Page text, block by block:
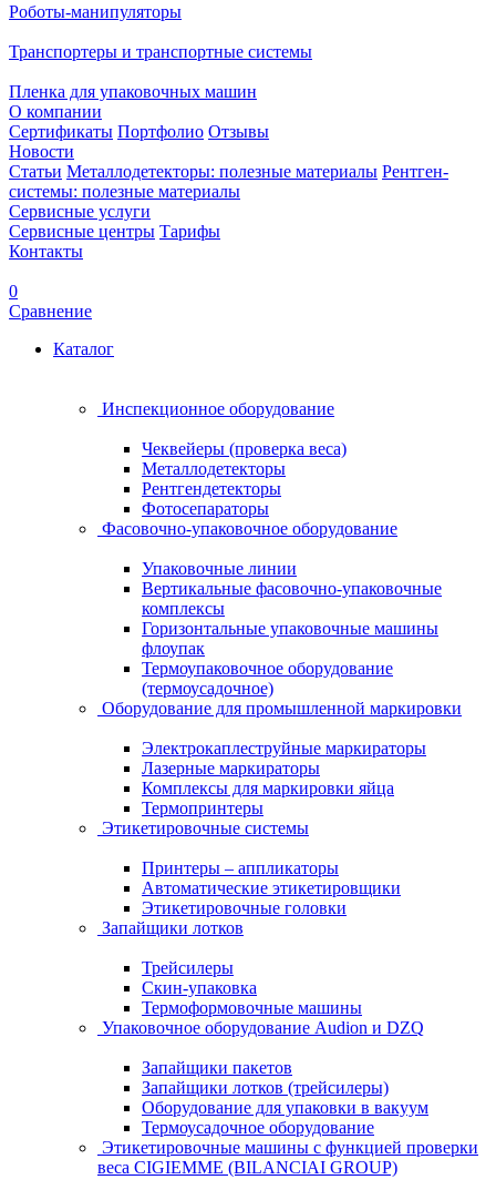
Роботы-манипуляторы
Транспортеры и транспортные системы
Пленка для упаковочных машин
О компании
Сертификаты Портфолио Отзывы
Новости
Статьи Металлодетекторы: полезные материалы Рентген-
системы: полезные материалы
Сервисные услуги
Сервисные центры Тарифы
Контакты
0
Сравнение
Каталог
Инспекционное оборудование
Чеквейеры (проверка веса)
Металлодетекторы
Рентгендетекторы
Фотосепараторы
Фасовочно-упаковочное оборудование
Упаковочные линии
Вертикальные фасовочно-упаковочные
комплексы
Горизонтальные упаковочные машины
флоупак
Термоупаковочное оборудование
(термоусадочное)
Оборудование для промышленной маркировки
Электрокаплеструйные маркираторы
Лазерные маркираторы
Комплексы для маркировки яйца
Термопринтеры
Этикетировочные системы
Принтеры – аппликаторы
Автоматические этикетировщики
Этикетировочные головки
Запайщики лотков
Трейсилеры
Скин-упаковка
Термоформовочные машины
Упаковочное оборудование Audion и DZQ
Запайщики пакетов
Запайщики лотков (трейсилеры)
Оборудование для упаковки в вакуум
Термоусадочное оборудование
Этикетировочные машины с функцией проверки
веса CIGIEMME (BILANCIAI GROUP)